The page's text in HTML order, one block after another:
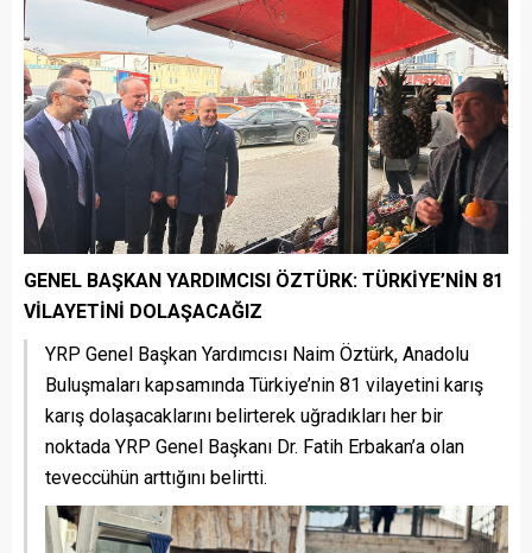
GENEL BAŞKAN YARDIMCISI ÖZTÜRK: TÜRKİYE’NİN 81
VİLAYETİNİ DOLAŞACAĞIZ
YRP Genel Başkan Yardımcısı Naim Öztürk, Anadolu
Buluşmaları kapsamında Türkiye’nin 81 vilayetini karış
karış dolaşacaklarını belirterek uğradıkları her bir
noktada YRP Genel Başkanı Dr. Fatih Erbakan’a olan
teveccühün arttığını belirtti.